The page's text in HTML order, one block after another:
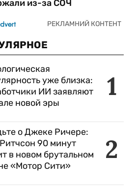
из-за СОЧ
1
уже близка:
ИИ заявляют
новой эры
2
о Джеке Ричере:
90 минут
в новом брутальном
«Мотор Сити»